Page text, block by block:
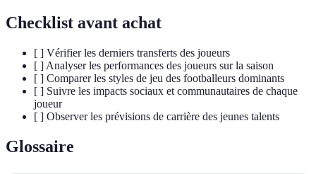
Checklist avant achat
[ ] Vérifier les derniers transferts des joueurs
[ ] Analyser les performances des joueurs sur la saison
[ ] Comparer les styles de jeu des footballeurs dominants
[ ] Suivre les impacts sociaux et communautaires de chaque
joueur
[ ] Observer les prévisions de carrière des jeunes talents
Glossaire